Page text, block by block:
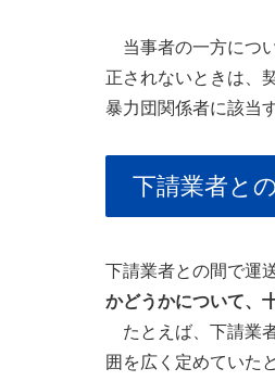
当事者の一方につ
正されないときは、
暴力団関係者に該当
下請業者と
下請業者との間で運
かどうかについて、
たとえば、下請業
囲を広く定めていた